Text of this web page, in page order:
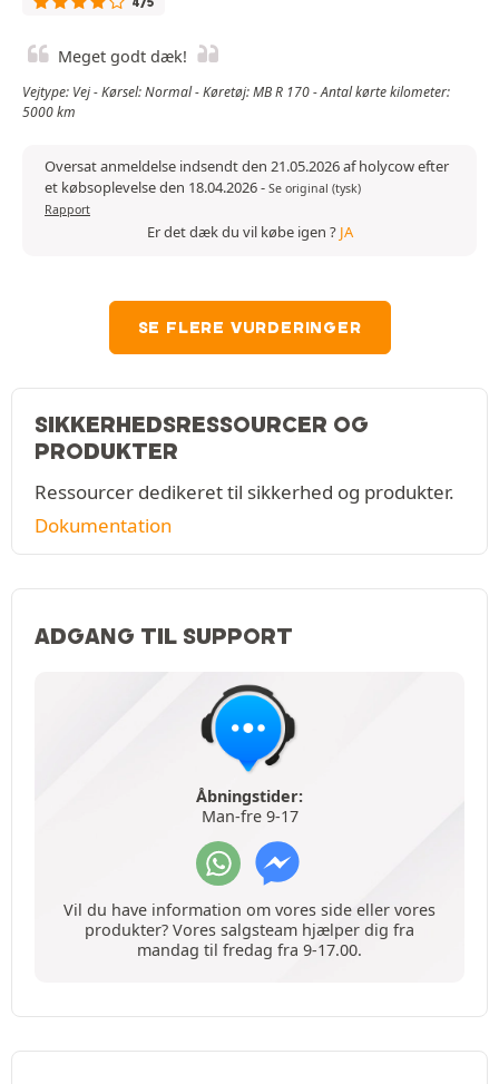
Meget godt dæk!
Vejtype: Vej - Kørsel: Normal - Køretøj: MB R 170 - Antal kørte kilometer:
5000 km
Oversat anmeldelse indsendt den 21.05.2026 af holycow efter
et købsoplevelse den 18.04.2026- Se original (tysk)
Rapport
Er det dæk du vil købe igen ? JA
SE FLERE VURDERINGER
SIKKERHEDSRESSOURCER OG
PRODUKTER
Ressourcer dedikeret til sikkerhed og produkter.
Dokumentation
ADGANG TIL SUPPORT
Åbningstider:
Man-fre 9-17
Vil du have information om vores side eller vores
produkter? Vores salgsteam hjælper dig fra
mandag til fredag fra 9-17.00.